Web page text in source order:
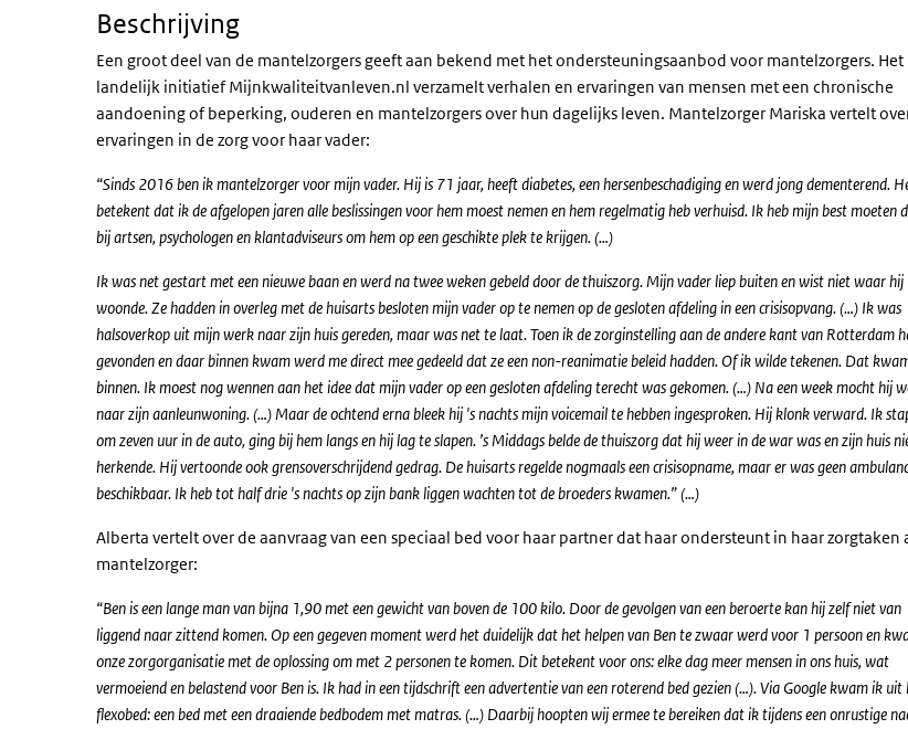
Beschrijving
Een groot deel van de mantelzorgers geeft aan bekend met het ondersteuningsaanbod voor mantelzorgers. Het
landelijk initiatief Mijnkwaliteitvanleven.nl verzamelt verhalen en ervaringen van mensen met een chronische
aandoening of beperking, ouderen en mantelzorgers over hun dagelijks leven. Mantelzorger Mariska vertelt
ervaringen in de zorg voor haar vader:
“Sinds 2016 ben ik mantelzorger voor mijn vader. Hij is 71 jaar, heeft diabetes, een hersenbeschadiging en werd jong dementerend.
betekent dat ik de afgelopen jaren alle beslissingen voor hem moest nemen en hem regelmatig heb verhuisd. Ik heb mijn best moeten
bij artsen, psychologen en klantadviseurs om hem op een geschikte plek te krijgen. (…)
Ik was net gestart met een nieuwe baan en werd na twee weken gebeld door de thuiszorg. Mijn vader liep buiten en wist niet waar hij
woonde. Ze hadden in overleg met de huisarts besloten mijn vader op te nemen op de gesloten afdeling in een crisisopvang. (…) Ik was
halsoverkop uit mijn werk naar zijn huis gereden, maar was net te laat. Toen ik de zorginstelling aan de andere kant van Rotterdam
gevonden en daar binnen kwam werd me direct mee gedeeld dat ze een non-reanimatie beleid hadden. Of ik wilde tekenen. Dat
binnen. Ik moest nog wennen aan het idee dat mijn vader op een gesloten afdeling terecht was gekomen. (…) Na een week mocht hij
naar zijn aanleunwoning. (…) Maar de ochtend erna bleek hij 's nachts mijn voicemail te hebben ingesproken. Hij klonk verward. Ik
om zeven uur in de auto, ging bij hem langs en hij lag te slapen. ’s Middags belde de thuiszorg dat hij weer in de war was en zijn huis
herkende. Hij vertoonde ook grensoverschrijdend gedrag. De huisarts regelde nogmaals een crisisopname, maar er was geen
beschikbaar. Ik heb tot half drie 's nachts op zijn bank liggen wachten tot de broeders kwamen.” (…)
Alberta vertelt over de aanvraag van een speciaal bed voor haar partner dat haar ondersteunt in haar zorgtaken
mantelzorger:
“Ben is een lange man van bijna 1,90 met een gewicht van boven de 100 kilo. Door de gevolgen van een beroerte kan hij zelf niet van
liggend naar zittend komen. Op een gegeven moment werd het duidelijk dat het helpen van Ben te zwaar werd voor 1 persoon en
onze zorgorganisatie met de oplossing om met 2 personen te komen. Dit betekent voor ons: elke dag meer mensen in ons huis, wat
vermoeiend en belastend voor Ben is. Ik had in een tijdschrift een advertentie van een roterend bed gezien (…). Via Google kwam ik uit
flexobed: een bed met een draaiende bedbodem met matras. (…) Daarbij hoopten wij ermee te bereiken dat ik tijdens een onrustige